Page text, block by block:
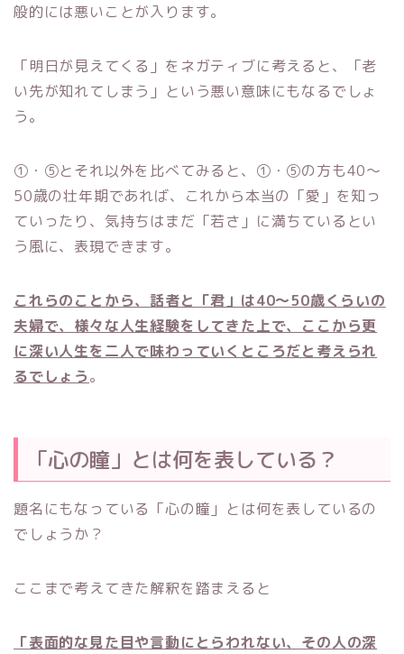
般的には悪いことが入ります。
「明日が見えてくる」をネガティブに考えると、「老
い先が知れてしまう」という悪い意味にもなるでしょ
う。
①・⑤とそれ以外を比べてみると、①・⑤の方も40～
50歳の壮年期であれば、これから本当の「愛」を知っ
ていったり、気持ちはまだ「若さ」に満ちているとい
う風に、表現できます。
これらのことから、話者と「君」は40～50歳くらいの
夫婦で、様々な人生経験をしてきた上で、ここから更
に深い人生を二人で味わっていくところだと考えられ
るでしょう。
「心の瞳」とは何を表している？
題名にもなっている「心の瞳」とは何を表しているの
でしょうか？
ここまで考えてきた解釈を踏まえると
「表面的な見た目や言動にとらわれない、その人の深